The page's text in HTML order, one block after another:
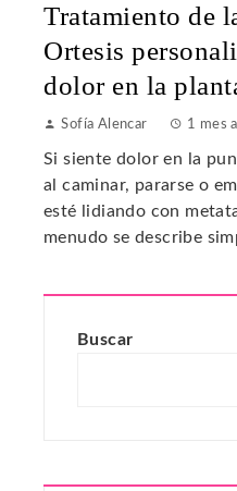
Tratamiento de
Ortesis
dolor en la
Sofía Alencar 1 mes
Si siente dolor en la
al caminar, pararse o
esté lidiando con
menudo se describe
Buscar